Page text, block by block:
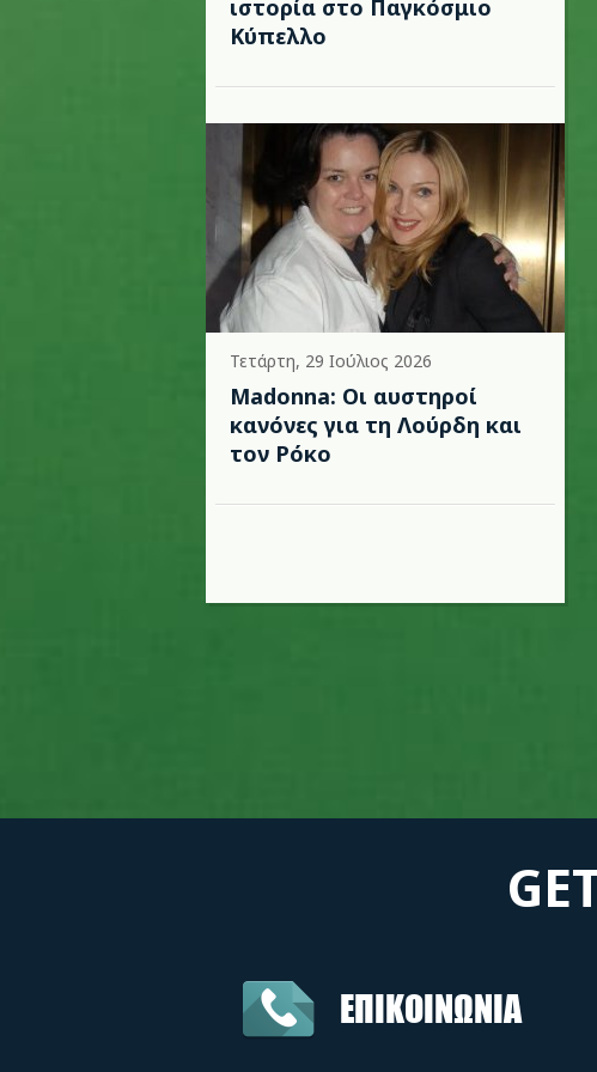
ιστορία στο Παγκόσμιο
Κύπελλο
Τετάρτη, 29 Ιούλιος 2026
Madonna: Οι αυστηροί
κανόνες για τη Λούρδη και
τον Ρόκο
ΕΠΙΚΟΙΝΩΝΙΑ